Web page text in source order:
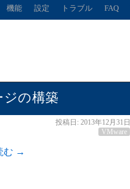
機能 設定 トラブル FAQ
ジの構築
投稿日: 2013年12月31日
VMware
む →